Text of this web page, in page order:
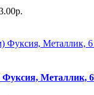
Фуксия, Металлик,